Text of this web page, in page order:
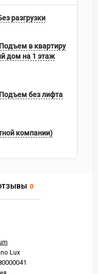
0
Lux
разгрузки
в квартиру
дом на 1 этаж
без лифта
компании)